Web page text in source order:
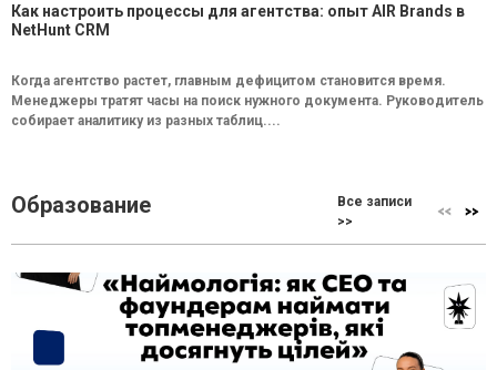
Как настроить процессы для агентства: опыт AIR Brands в
NetHunt CRM
Когда агентство растет, главным дефицитом становится время.
Менеджеры тратят часы на поиск нужного документа. Руководитель
собирает аналитику из разных таблиц....
Образование
Все записи
>>